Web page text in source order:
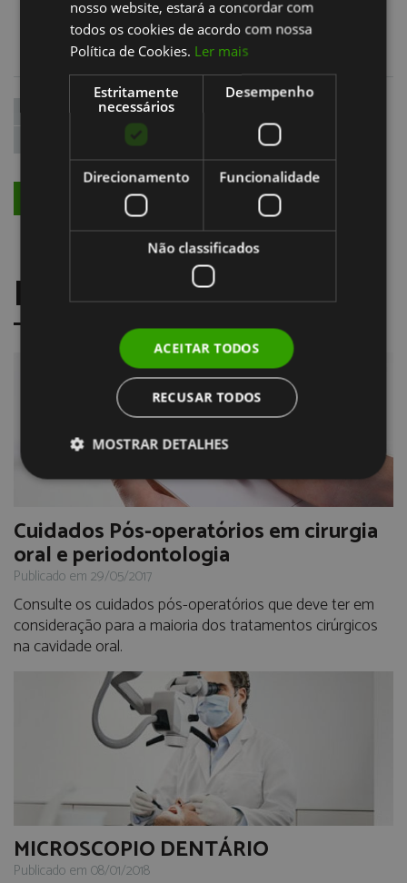
recomendacoes
dr.alexandre goulao
NOVIDADES
Cuidados Pós-operatórios em cirurgia
oral e periodontologia
Publicado em 29/05/2017
Consulte os cuidados pós-operatórios que deve ter em
consideração para a maioria dos tratamentos cirúrgicos
na cavidade oral.
MICROSCOPIO DENTÁRIO
Publicado em 08/01/2018
nosso website, estará a concordar com
todos os cookies de acordo com nossa
Política de Cookies. Ler mais
Estritamente
necessários
Desempenho
Direcionamento Funcionalidade
Não classificados
ACEITAR TODOS
RECUSAR TODOS
MOSTRAR DETALHES